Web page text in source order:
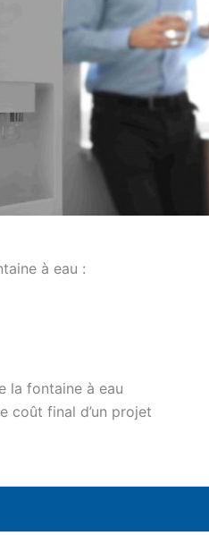
à eau :
la fontaine à eau
coût final d’un projet